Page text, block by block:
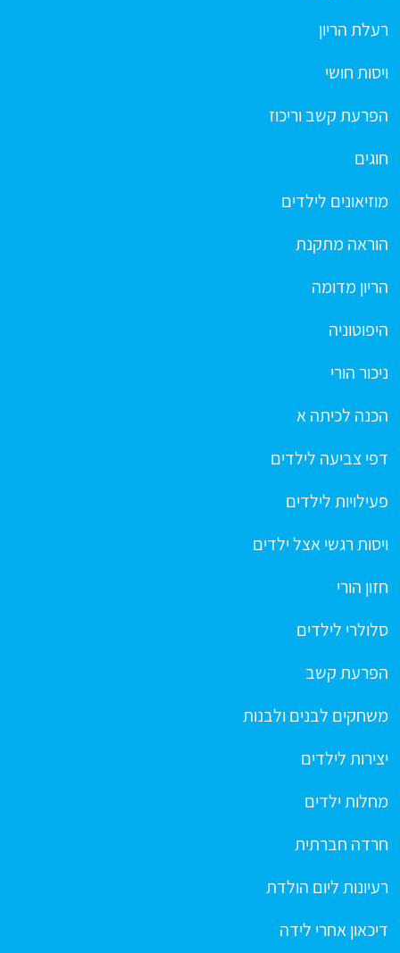
רעלת הריון
ויסות חושי
הפרעת קשב וריכוז
חוגים
מוזיאונים לילדים
הוראה מתקנת
הריון מדומה
היפוטוניה
ניכור הורי
הכנה לכיתה א
דפי צביעה לילדים
פעילויות לילדים
ויסות רגשי אצל ילדים
חזון הורי
סלולרי לילדים
הפרעת קשב
משחקים לבנים ולבנות
יצירות לילדים
מחלות ילדים
חרדה חברתית
רעיונות ליום הולדת
דיכאון אחרי לידה